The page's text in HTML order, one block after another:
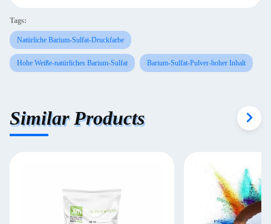
Tags:
Natürliche Barium-Sulfat-Druckfarbe
Hohe Weiße-natürliches Barium-Sulfat Barium-Sulfat-Pulver-hoher Inhalt
Similar Products